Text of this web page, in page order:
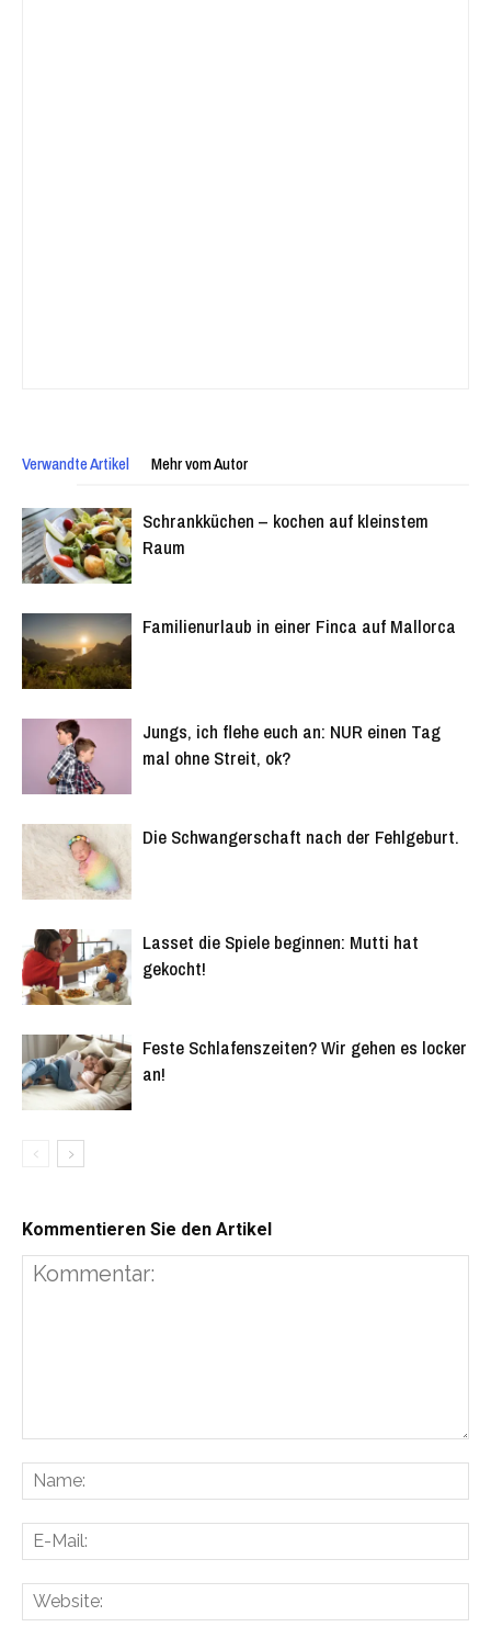
Verwandte Artikel Mehr vom Autor
Schrankküchen – kochen auf kleinstem
Raum
Familienurlaub in einer Finca auf Mallorca
Jungs, ich flehe euch an: NUR einen Tag
mal ohne Streit, ok?
Die Schwangerschaft nach der Fehlgeburt.
Lasset die Spiele beginnen: Mutti hat
gekocht!
Feste Schlafenszeiten? Wir gehen es locker
an!
Kommentieren Sie den Artikel